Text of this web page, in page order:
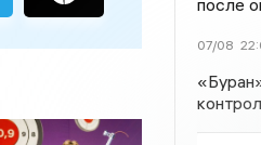
после
07/08